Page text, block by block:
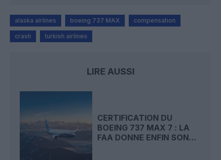
alaska airlines boeing 737 MAX compensation
crash turkish airlines
LIRE AUSSI
CERTIFICATION DU
BOEING 737 MAX 7 : LA
FAA DONNE ENFIN SON...